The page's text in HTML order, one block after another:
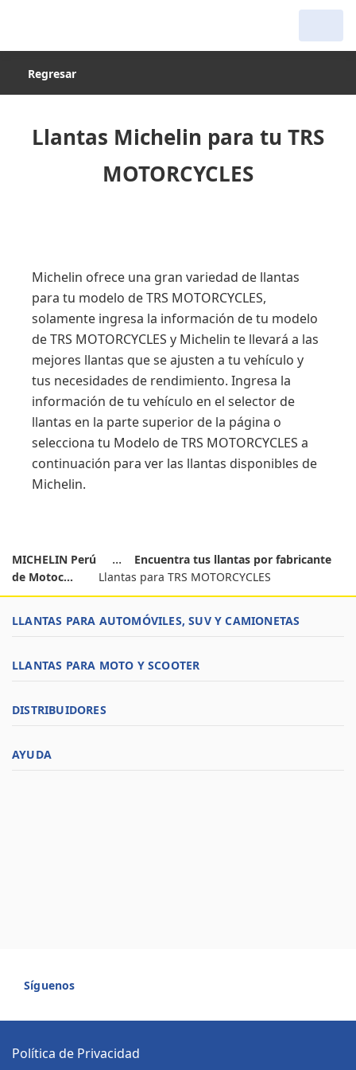
Regresar
Llantas Michelin para tu TRS
MOTORCYCLES
Michelin ofrece una gran variedad de llantas
para tu modelo de TRS MOTORCYCLES,
solamente ingresa la información de tu modelo
de TRS MOTORCYCLES y Michelin te llevará a las
mejores llantas que se ajusten a tu vehículo y
tus necesidades de rendimiento. Ingresa la
información de tu vehículo en el selector de
llantas en la parte superior de la página o
selecciona tu Modelo de TRS MOTORCYCLES a
continuación para ver las llantas disponibles de
Michelin.
MICHELIN Perú
Encuentra tus llantas por fabricante
de Motoc...
Llantas para TRS MOTORCYCLES
LLANTAS PARA AUTOMÓVILES, SUV Y CAMIONETAS
LLANTAS PARA MOTO Y SCOOTER
DISTRIBUIDORES
AYUDA
Síguenos
Política de Privacidad